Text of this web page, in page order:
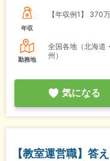
年収
【年収例1】 370
勤務地
全国各地（北海道
州）
気になる
【教室運営職】答